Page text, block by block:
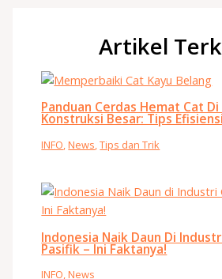
Artikel
Panduan Cerdas Hemat Cat
Konstruksi Besar: Tips
INFO,News,Tips dan Trik
Indonesia Naik Daun Di
Pasifik – Ini Faktanya!
INFO,News